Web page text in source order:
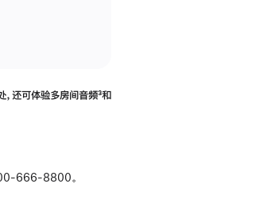
，还可体验多‍房‍间音频脚
³和
666-8800。